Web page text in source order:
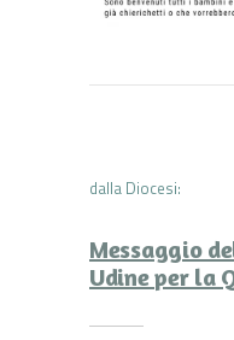
dalla Diocesi:
Messaggio
Udine per la